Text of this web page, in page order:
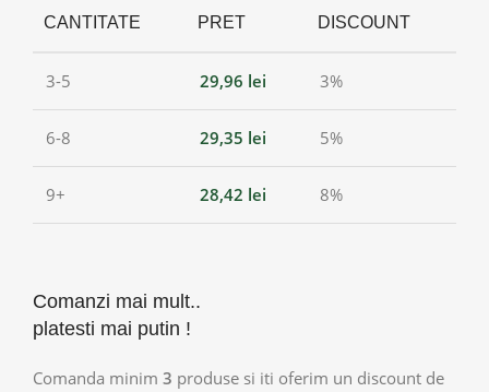
CANTITATE PRET DISCOUNT
3-5 29,96 lei 3%
6-8 29,35 lei 5%
9+ 28,42 lei 8%
Comanzi mai mult..
platesti mai putin !
Comanda minim 3 produse si iti oferim un discount de